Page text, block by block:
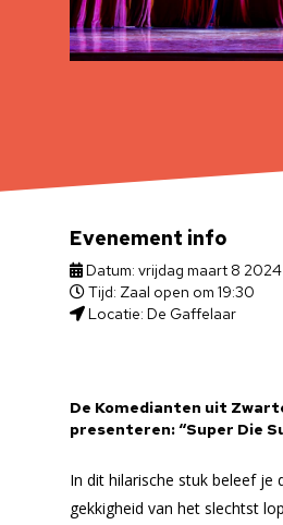
De Komedianten uit
presenteren: “Super Die
In dit hilarische stuk beleef je
gekkigheid van het slechtst
Evenement info
Datum: vrijdag maart 8 2024
Tijd: Zaal open om 19:30
Locatie: De Gaffelaar